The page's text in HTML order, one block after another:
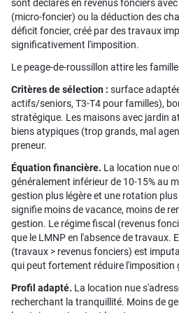
sont déclarés en revenus fonciers
(micro-foncier) ou la déduction des
déficit foncier, créé par des travaux
significativement l'imposition.
Le peage-de-roussillon attire les
Critères de sélection : surface
actifs/seniors, T3-T4 pour familles),
stratégique. Les maisons avec jardin
biens atypiques (trop grands, mal
preneur.
Équation financière. La location nue
généralement inférieur de 10-15% au
gestion plus légère et une rotation
signifie moins de vacance, moins de
gestion. Le régime fiscal (revenus
que le LMNP en l'absence de travaux.
(travaux > revenus fonciers) est
qui peut fortement réduire l'imposition
Profil adapté. La location nue
recherchant la tranquillité. Moins de